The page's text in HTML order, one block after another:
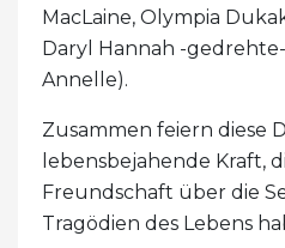
MacLaine, Olympia
Daryl Hannah -
Annelle).
Zusammen feiern diese
lebensbejahende Kraft,
Freundschaft über die
Tragödien des Lebens